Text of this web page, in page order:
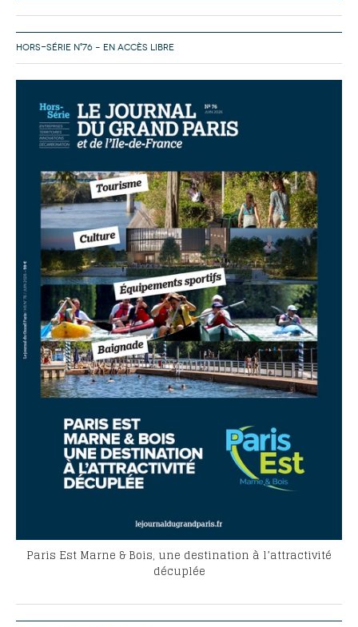
HORS-SÉRIE N°76 – EN ACCÈS LIBRE
Paris Est Marne & Bois, une destination à l’attractivité
décuplée